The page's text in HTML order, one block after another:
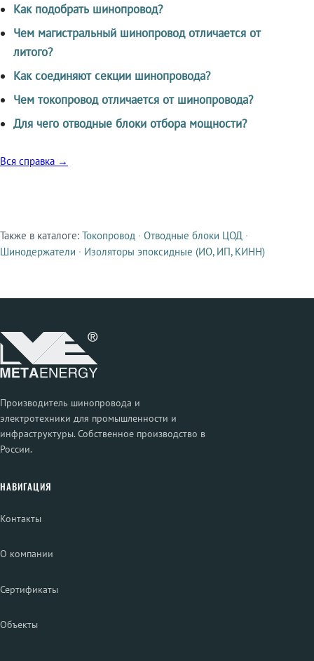
Как подобрать шинопровод?
Чем магистральный шинопровод отличается от
литого?
Как соединяют секции шинопровода?
Чем токопровод отличается от шинопровода?
Для чего отводные блоки отбора мощности?
Вся справка →
Смежные продукты
Также в каталоге: Токопровод · Отводные блоки ЦОД ·
Шинодержатели · Изоляторы эпоксидные (ИО, ИП, КИНН)
Производитель шинопровода и
электротехники для промышленности и
инфраструктуры. Собственное производство в
России.
НАВИГАЦИЯ
Контакты
О компании
Сертификаты
Объекты